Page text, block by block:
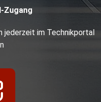
Zugang
im Technikportal